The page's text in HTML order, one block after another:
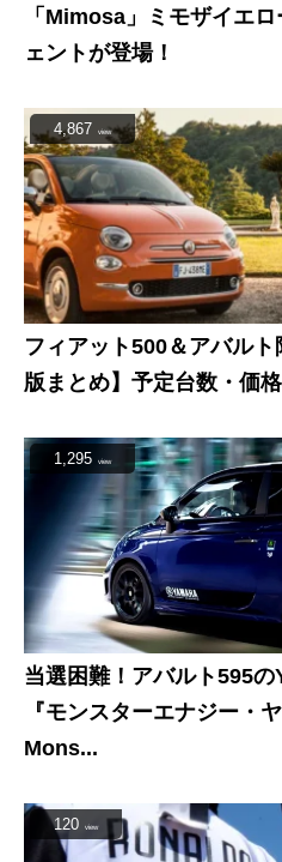
「Mimosa」ミモザイエ
ェントが登場！
4,867 view
フィアット500＆アバル
版まとめ】予定台数・価
1,295 view
当選困難！アバルト595
『モンスターエナジー・
Mons...
120 view